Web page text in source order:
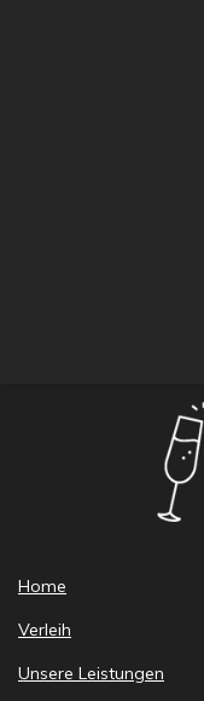
Home
Verleih
Unsere Leistungen